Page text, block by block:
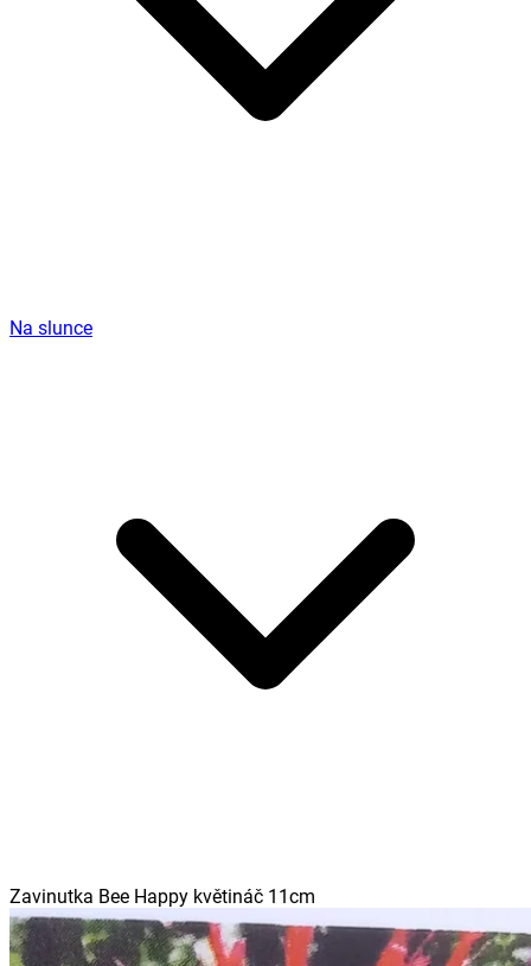
Na slunce
Zavinutka Bee Happy květináč 11cm